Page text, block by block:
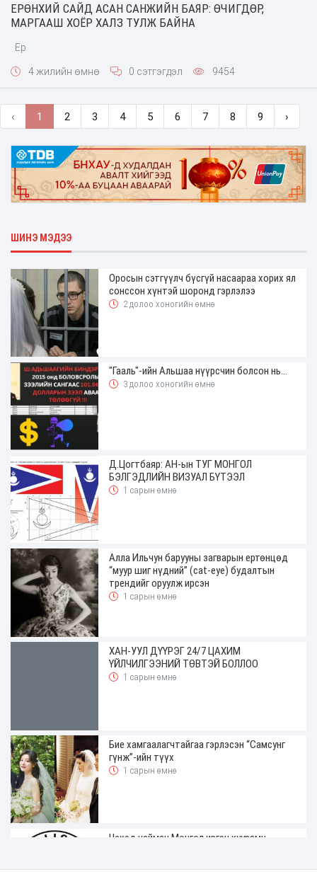
ЕРӨНХИЙ САЙД АСАН САНЖИЙН БАЯР: ӨЧИГДӨР,
МАРГААШ ХОЁР ХАЛЗ ТУЛЖ БАЙНА
Ер
4 жилийн өмнө 0 сэтгэгдэл 9454
‹ 1 2 3 4 5 6 7 8 9 ›
ШИНЭ МЭДЭЭ
Оросын сэтгүүлч бүсгүй насаараа хорих ял
сонссон хүнтэй шоронд гэрлэлээ
2 долоо хоногийн өмнө
"Гааль"-ийн Альшаа нүүрсчин болсон нь...
3 долоо хоногийн өмнө
Д.Цогтбаяр: АН-ын ТУГ МОНГОЛ
БЭЛГЭДЛИЙН ВИЗУАЛ БҮТЭЭЛ
1 сарын өмнө
Алла Ильчун барууны загварын ертөнцөд
“муур шиг нүдний” (cat-eye) будалтын
трендийг оруулж ирсэн
1 сарын өмнө
ХАН-УУЛ ДҮҮРЭГ 24/7 ЦАХИМ
ҮЙЛЧИЛГЭЭНИЙ ТӨВТЭЙ БОЛЛОО
1 сарын өмнө
Бие хамгаалагчтайгаа гэрлэсэн “Самсунг
гүнж”-ийн түүх
1 сарын өмнө
Чехэд найман Монгол иргэн хуурамч